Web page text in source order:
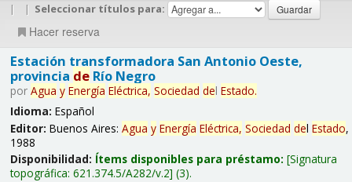
| | Seleccionar títulos para:
Hacer reserva
Estación transformadora San Antonio Oeste,
provincia deRío Negro
por Agua y Energía Eléctrica, Sociedad del Estado.
Idioma: Español
Editor: Buenos Aires: Agua y Energía Eléctrica, Sociedad del Estado,
1988
Disponibilidad: Ítems disponibles para préstamo: Signatura
topográfica: 621.374.5/A282/v.2 (3).